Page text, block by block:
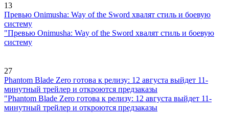
13
Превью Onimusha: Way of the Sword хвалят стиль и боевую
систему
"Превью Onimusha: Way of the Sword хвалят стиль и боевую
систему
27
Phantom Blade Zero готова к релизу: 12 августа выйдет 11-
минутный трейлер и откроются предзаказы
"Phantom Blade Zero готова к релизу: 12 августа выйдет 11-
минутный трейлер и откроются предзаказы